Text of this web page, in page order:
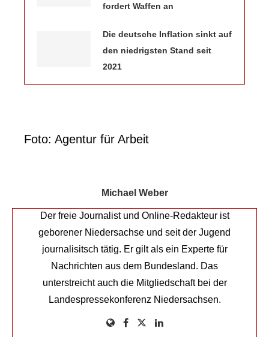
fordert Waffen an
Die deutsche Inflation sinkt auf
den niedrigsten Stand seit
2021
Foto: Agentur für Arbeit
Michael Weber
Der freie Journalist und Online-Redakteur ist
geborener Niedersachse und seit der Jugend
journalisitsch tätig. Er gilt als ein Experte für
Nachrichten aus dem Bundesland. Das
unterstreicht auch die Mitgliedschaft bei der
Landespressekonferenz Niedersachsen.